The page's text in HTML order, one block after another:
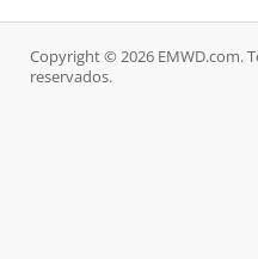
Copyright © 2026 EMWD.com.
reservados.